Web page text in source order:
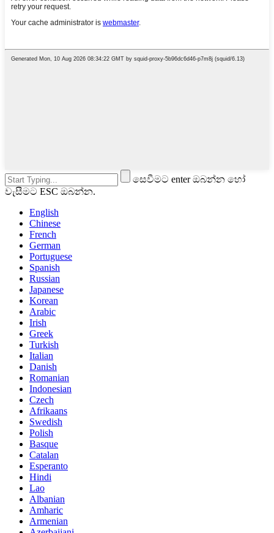
සෙවීමට enter ඔබන්න හෝ
වැසීමට ESC ඔබන්න.
English
Chinese
French
German
Portuguese
Spanish
Russian
Japanese
Korean
Arabic
Irish
Greek
Turkish
Italian
Danish
Romanian
Indonesian
Czech
Afrikaans
Swedish
Polish
Basque
Catalan
Esperanto
Hindi
Lao
Albanian
Amharic
Armenian